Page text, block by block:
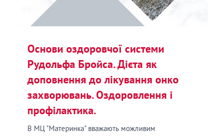
Основи оздоровчої системи
Рудольфа Бройса. Дієта як
доповнення до лікування онко
захворювань. Оздоровлення і
профілактика.
В МЦ "Материнка" вважають можливим